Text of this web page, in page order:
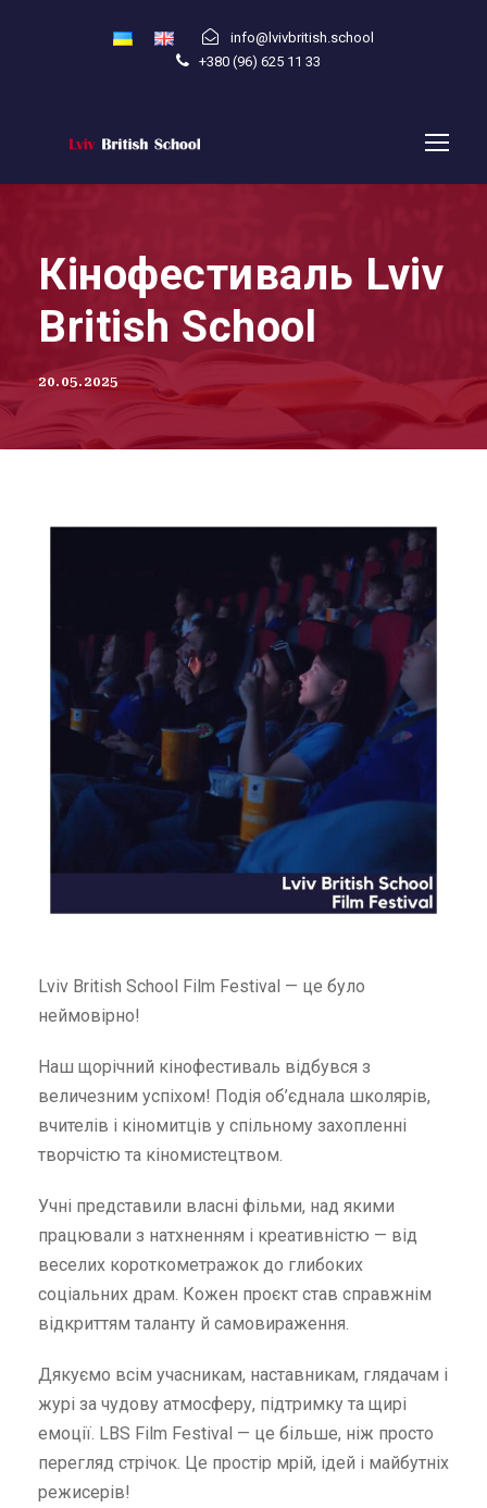
info@lvivbritish.school
+380 (96) 625 11 33
Кінофестиваль Lviv
British School
20.05.2025
Lviv British School Film Festival — це було
неймовірно!
Наш щорічний кінофестиваль відбувся з
величезним успіхом! Подія об’єднала школярів,
вчителів і кіномитців у спільному захопленні
творчістю та кіномистецтвом.
Учні представили власні фільми, над якими
працювали з натхненням і креативністю — від
веселих короткометражок до глибоких
соціальних драм. Кожен проєкт став справжнім
відкриттям таланту й самовираження.
Дякуємо всім учасникам, наставникам, глядачам і
журі за чудову атмосферу, підтримку та щирі
емоції. LBS Film Festival — це більше, ніж просто
перегляд стрічок. Це простір мрій, ідей і майбутніх
режисерів!